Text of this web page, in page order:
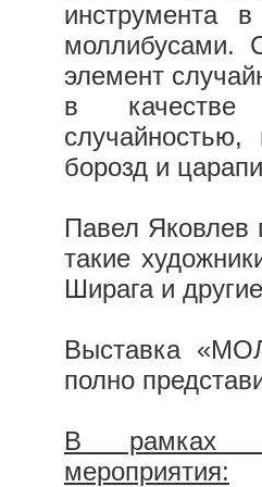
инструмента
моллибусами.
элемент
в качестве
борозд и
Павел Яковлев
такие
Ширага и
Выставка
полно
В рамках
мероприятия: